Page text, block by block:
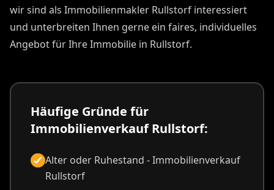
wir sind als Immobilienmakler Rullstorf interessiert
und unterbreiten Ihnen gerne ein faires, individuelles
Angebot für Ihre Immobilie in Rullstorf.
Häufige Gründe für
Immobilienverkauf Rullstorf:
Alter oder Ruhestand - Immobilienverkauf
Rullstorf